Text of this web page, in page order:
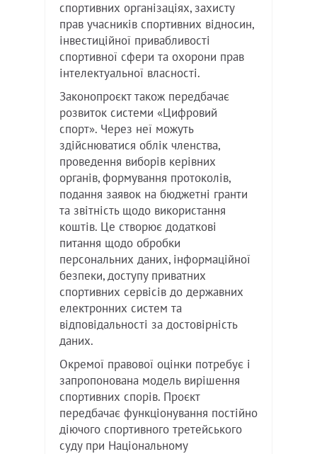
спортивних організаціях, захисту
прав учасників спортивних відносин,
інвестиційної привабливості
спортивної сфери та охорони прав
інтелектуальної власності.
Законопроєкт також передбачає
розвиток системи «Цифровий
спорт». Через неї можуть
здійснюватися облік членства,
проведення виборів керівних
органів, формування протоколів,
подання заявок на бюджетні гранти
та звітність щодо використання
коштів. Це створює додаткові
питання щодо обробки
персональних даних, інформаційної
безпеки, доступу приватних
спортивних сервісів до державних
електронних систем та
відповідальності за достовірність
даних.
Окремої правової оцінки потребує і
запропонована модель вирішення
спортивних спорів. Проєкт
передбачає функціонування постійно
діючого спортивного третейського
суду при Національному